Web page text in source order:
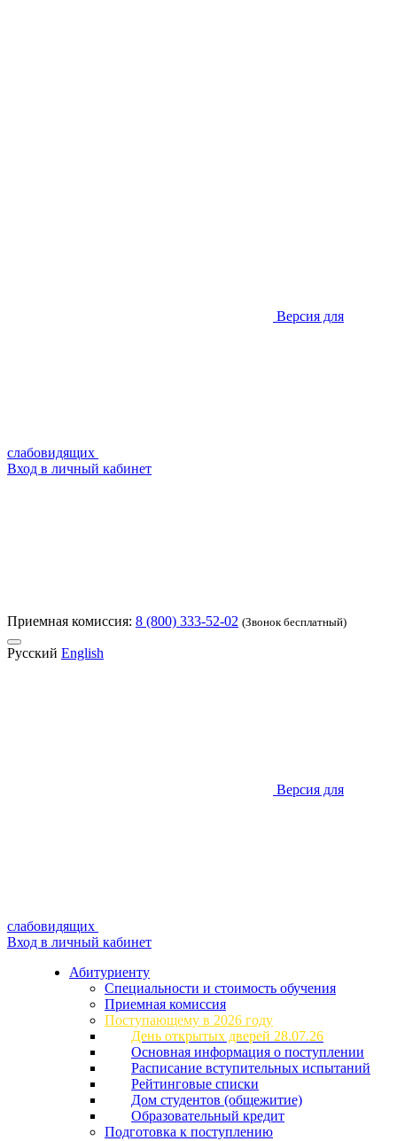
Версия для
слабовидящих
Вход в личный кабинет
Приемная комиссия: 8 (800) 333-52-02 (Звонок бесплатный)
Русский English
Версия для
слабовидящих
Вход в личный кабинет
Абитуриенту
Специальности и стоимость обучения
Приемная комиссия
Поступающему в 2026 году
День открытых дверей 28.07.26
Основная информация о поступлении
Расписание вступительных испытаний
Рейтинговые списки
Дом студентов (общежитие)
Образовательный кредит
Подготовка к поступлению